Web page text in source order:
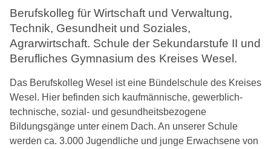
Berufskolleg für Wirtschaft und Verwaltung,
Technik, Gesundheit und Soziales,
Agrarwirtschaft. Schule der Sekundarstufe II und
Berufliches Gymnasium des Kreises Wesel.
Das Berufskolleg Wesel ist eine Bündelschule des Kreises
Wesel. Hier befinden sich kaufmännische, gewerblich-
technische, sozial- und gesundheitsbezogene
Bildungsgänge unter einem Dach. An unserer Schule
werden ca. 3.000 Jugendliche und junge Erwachsene von